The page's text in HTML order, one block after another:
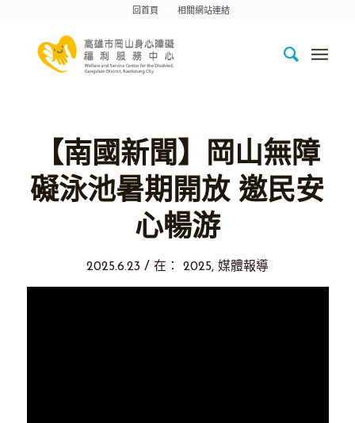
回首頁 相關網站連結
【南國新聞】岡山無障
礙泳池暑期開放 邀民安
心暢游
2025.6.23 / 在： 2025, 媒體報導